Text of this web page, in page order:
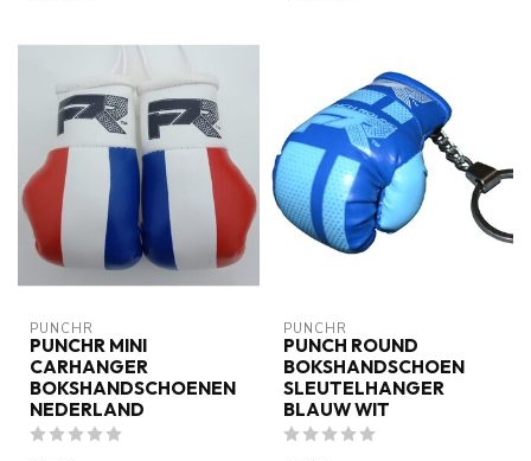
PUNCHR
PUNCHR MINI
CARHANGER
BOKSHANDSCHOENEN
NEDERLAND
PUNCHR
PUNCH ROUND
BOKSHANDSCHOEN
SLEUTELHANGER
BLAUW WIT